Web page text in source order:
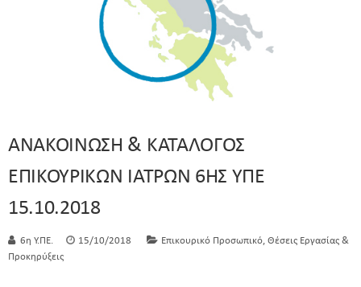
ΑΝΑΚΟΙΝΩΣΗ & ΚΑΤΑΛΟΓΟΣ
ΕΠΙΚΟΥΡΙΚΩΝ ΙΑΤΡΩΝ 6ΗΣ ΥΠΕ
15.10.2018
6η Υ.ΠΕ. 15/10/2018 Επικουρικό Προσωπικό, Θέσεις Εργασίας &
Προκηρύξεις